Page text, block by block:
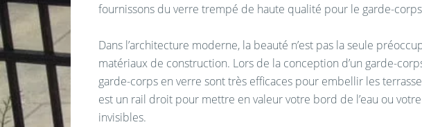
fournissons du verre trempé de haute qualité pour le garde-
Dans l’architecture moderne, la beauté n’est pas la seule
matériaux de construction. Lors de la conception d’un garde-
garde-corps en verre sont très efficaces pour embellir les
est un rail droit pour mettre en valeur votre bord de l’eau ou
invisibles.